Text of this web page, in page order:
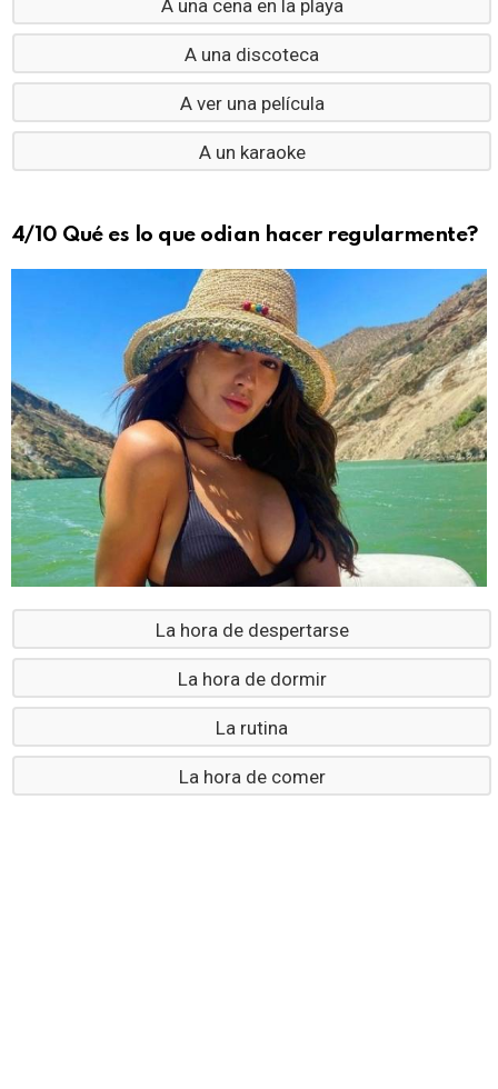
A una cena en la playa
A una discoteca
A ver una película
A un karaoke
4/10 Qué es lo que odian hacer regularmente?
La hora de despertarse
La hora de dormir
La rutina
La hora de comer